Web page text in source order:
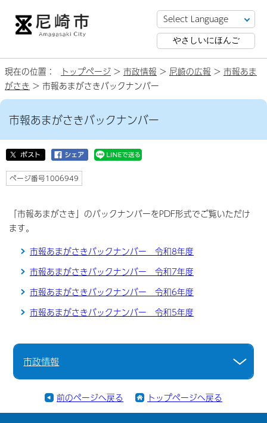
やさしいにほんご
現在の位置： トップページ > 市政情報 > 尼崎の広報 > 市報あま
がさき > 市報あまがさきバックナンバー
市報あまがさきバックナンバー
ページ番号1006949
「市報あまがさき」のバックナンバーをPDF形式でご覧いただけ
ます。
市報あまがさきバックナンバー 令和8年度
市報あまがさきバックナンバー 令和7年度
市報あまがさきバックナンバー 令和6年度
市報あまがさきバックナンバー 令和5年度
市政情報
前のページへ戻る トップページへ戻る